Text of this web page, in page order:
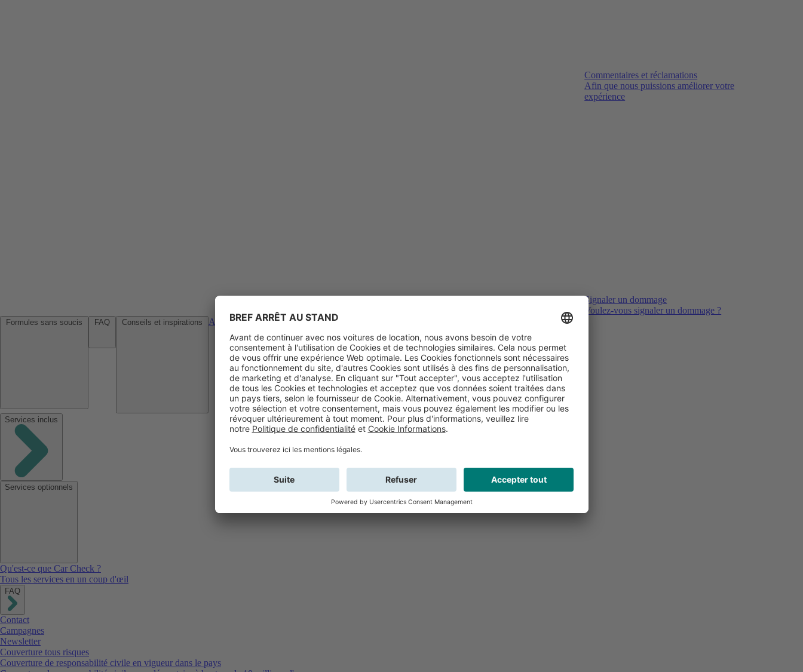
Commentaires et réclamations
Afin que nous puissions améliorer votre
expérience
Signaler un dommage
Voulez-vous signaler un dommage ?
Agences de voyage près de chez vous
Services inclus
Services optionnels
Qu'est-ce que Car Check ?
Tous les services en un coup d'œil
FAQ
Contact
Campagnes
Newsletter
Couverture tous risques
Couverture de responsabilité civile en vigueur dans le pays